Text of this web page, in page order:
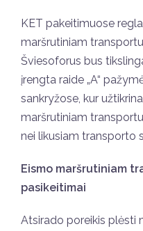
KET pakeitimuose
maršrutiniam
Šviesoforus bus
įrengta raide „A“
sankryžose, kur
maršrutiniam
nei likusiam transporto
Eismo maršrutiniam
pasikeitimai
Atsirado poreikis plėsti